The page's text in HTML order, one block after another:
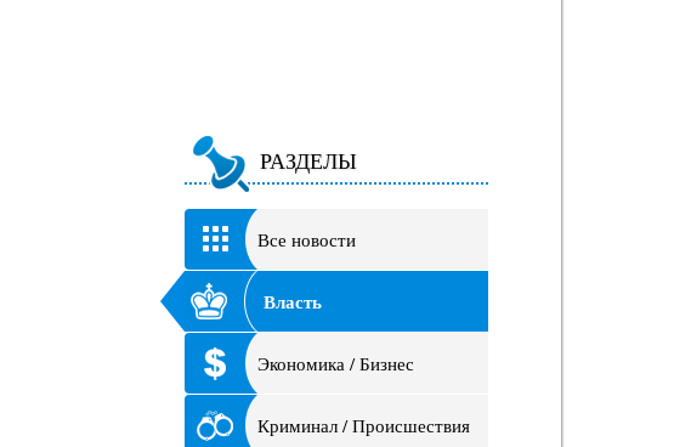
РАЗДЕЛЫ
Все новости
Власть
Экономика / Бизнес
Криминал / Происшествия